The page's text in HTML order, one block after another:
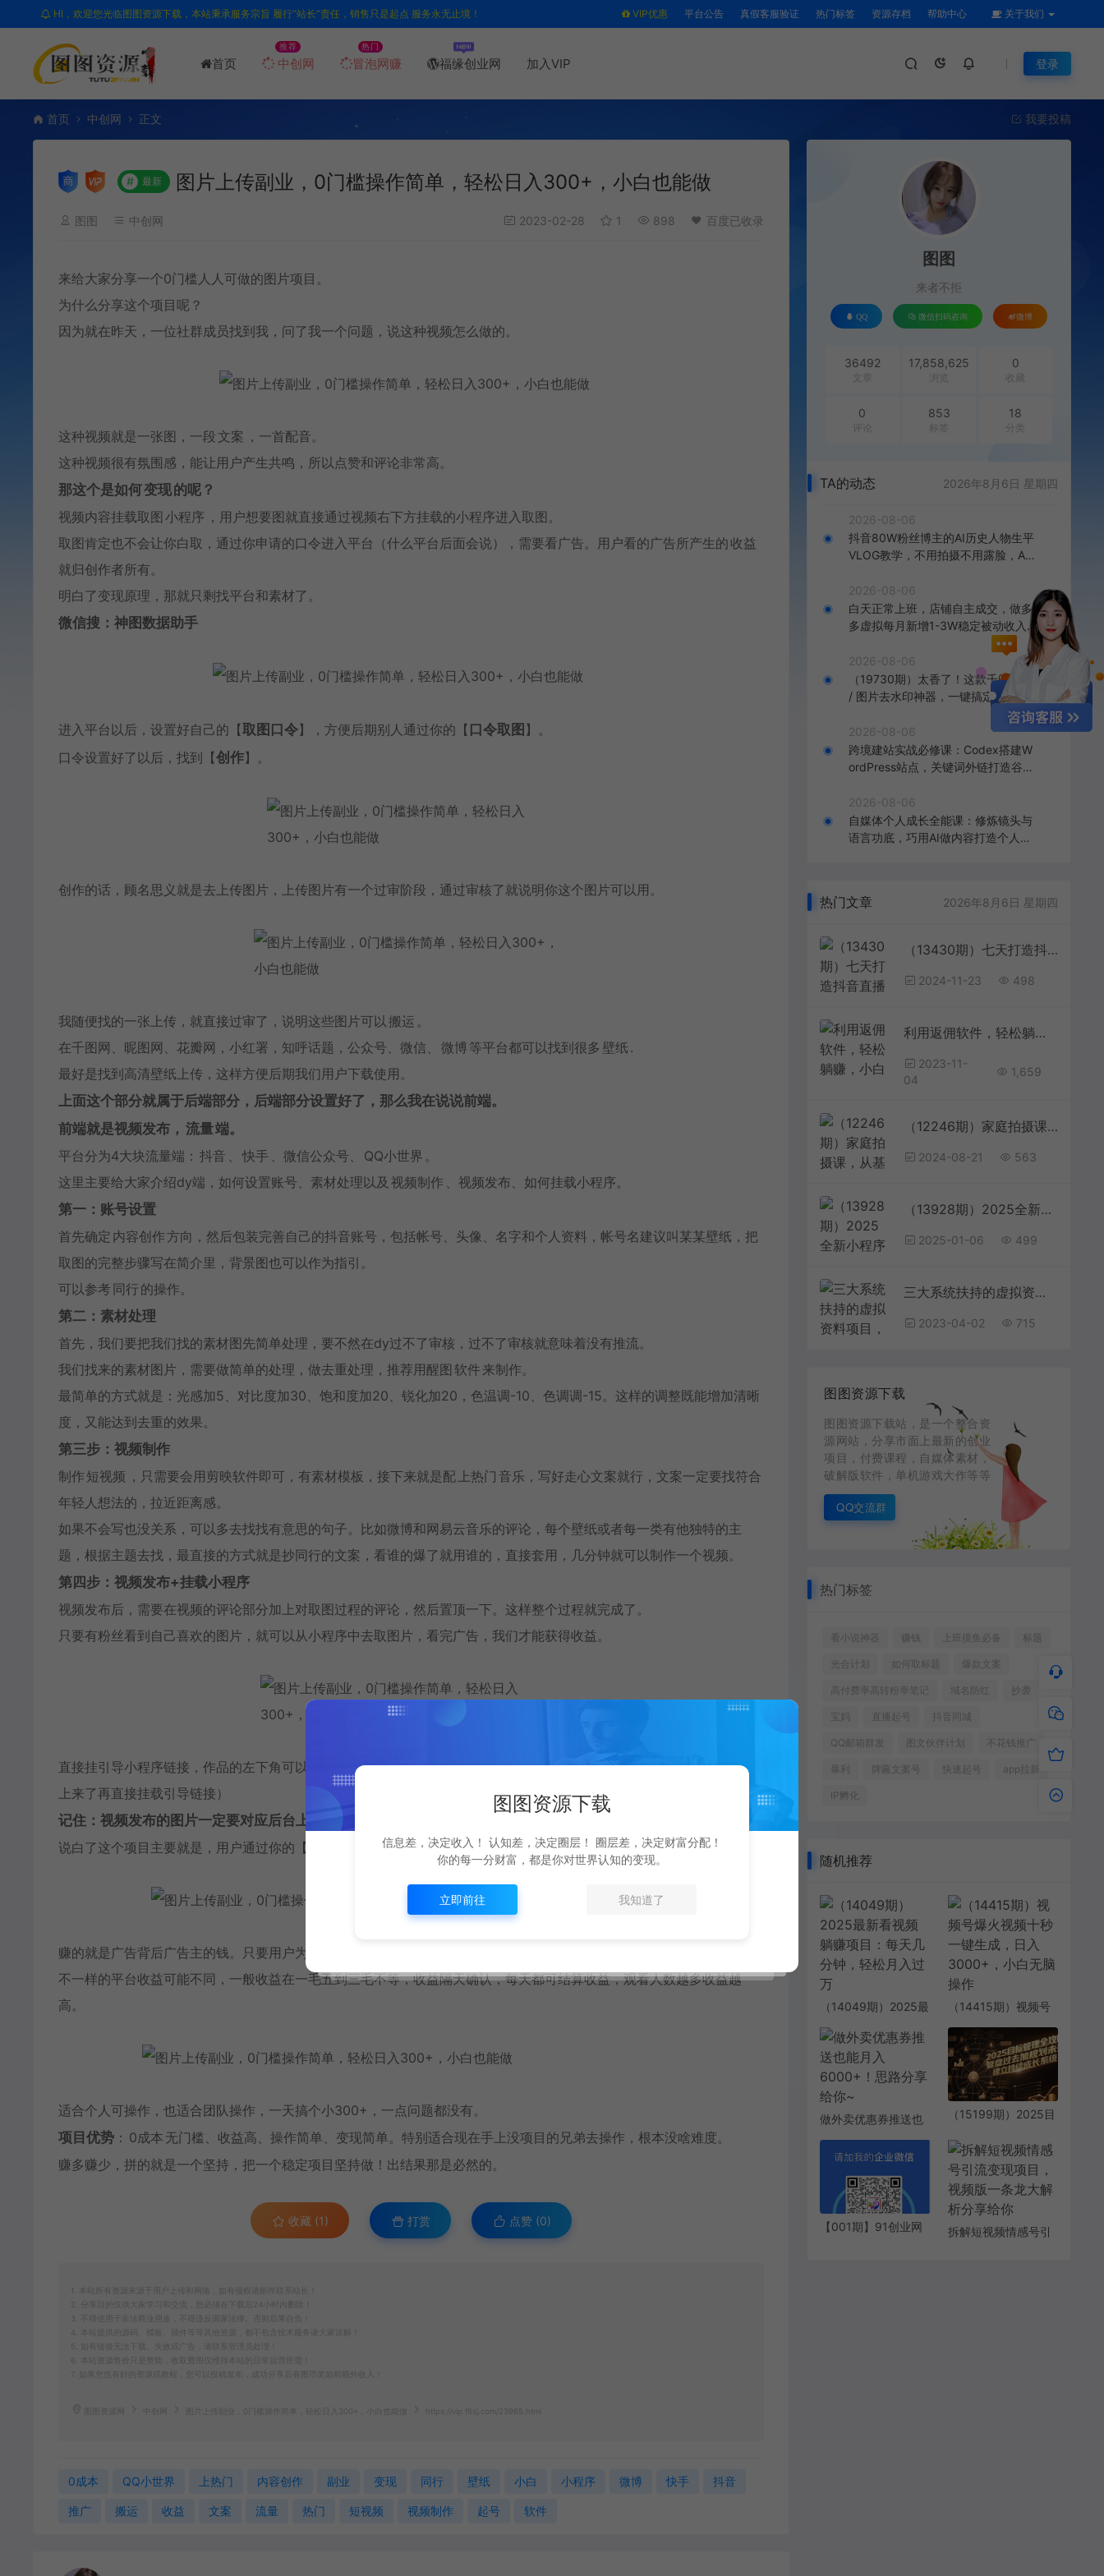
HI，欢迎您光临图图资源下载，本站秉承服务宗旨 履行“站长”责任，销售只是起点 服务永无止境！ VIP优惠 平台公告 真假客服验证 热门标签 资源存档 帮助中心 关于我们
首页 中创网
推荐
冒泡网赚
热门
福缘创业网 加入VIP 登录
首页 中创网 正文 我要投稿
# 最新 图片上传副业，0门槛操作简单，轻松日入300+，小白也能做
图图 中创网 2023-02-28 1 898 百度已收录
来给大家分享一个0门槛人人可做的图片项目。
为什么分享这个项目呢？
因为就在昨天，一位社群成员找到我，问了我一个问题，说这种视频怎么做的。
这种视频就是一张图，一段文案 ，一首配音。
这种视频很有氛围感，能让用户产生共鸣，所以点赞和评论非常高。
那这个是如何变现的呢？
视频内容挂载取图 小程序 ，用户想要图就直接通过视频右下方挂载的小程序进入取图。
取图肯定也不会让你白取，通过你申请的口令进入平台（什么平台后面会说），需要看广告。用户看的广告所产生的 收益
就归创作者所有。
明白了变现原理，那就只剩找平台和素材了。
微信搜：神图数据助手
进入平台以后，设置好自己的【取图口令】，方便后期别人通过你的【 口令取图 】。
口令设置好了以后，找到【创作】。
创作的话，顾名思义就是去上传图片，上传图片有一个过审阶段，通过审核了就说明你这个图片可以用。
我随便找的一张上传，就直接过审了，说明这些图片可以搬运 。
在千图网、昵图网、花瓣网，小红署，知呼话题，公众号、微信、 微博 等平台都可以找到很多 壁纸 .
最好是找到高清壁纸上传，这样方便后期我们用户下载使用。
上面这个部分就属于后端部分，后端部分设置好了，那么我在说说前端。
前端就是视频发布， 流量端。
平台分为4大块流量端： 抖音 、 快手 、微信公众号、 QQ小世界 。
这里主要给大家介绍dy端，如何设置账号、素材处理以及 视频制作 、视频发布、如何挂载小程序。
第一：账号设置
首先确定 内容创作方向，然后包装完善自己的抖音账号，包括帐号、头像、名字和个人资料，帐号名建议叫某某壁纸，把
取图的完整步骤写在简介里，背景图也可以作为指引。
可以参考 同行 的操作。
第二：素材处理
首先，我们要把我们找的素材图先简单处理，要不然在dy过不了审核，过不了审核就意味着没有推流。
我们找来的素材图片，需要做简单的处理，做去重处理，推荐用醒图 软件来制作。
最简单的方式就是：光感加5、对比度加30、饱和度加20、锐化加20，色温调-10、色调调-15。这样的调整既能增加清晰
度，又能达到去重的效果。
第三步：视频制作
制作 短视频 ，只需要会用剪映软件即可，有素材模板，接下来就是配 上热门 音乐，写好走心文案就行，文案一定要找符合
年轻人想法的，拉近距离感。
如果不会写也没关系，可以多去找找有意思的句子。比如微博和网易云音乐的评论，每个壁纸或者每一类有他独特的主
题，根据主题去找，最直接的方式就是抄同行的文案，看谁的爆了就用谁的，直接套用，几分钟就可以制作一个视频。
第四步：视频发布+挂载小程序
视频发布后，需要在视频的评论部分加上对取图过程的评论，然后置顶一下。这样整个过程就完成了。
只要有粉丝看到自己喜欢的图片，就可以从小程序中去取图片，看完广告，我们才能获得收益。
直接挂引导小程序链接，作品的左下角可以直接点击进入你挂载的页面进行下载。（新起号建议评论区引导，等流量权重
上来了再直接挂载引导链接）
记住：视频发布的图片一定要对应后台上传的那张图片！
说白了这个项目主要就是，用户通过你的【
口令】，取图看广告，我们赚广告分成。
赚的就是广告背后广告主的钱。只要用户为了下载而观看广告的话，我们就有收益。
不一样的平台收益可能不同，一般收益在一毛五到三毛不等，收益隔天确认，每天都可结算收益，观看人数越多收益越
高。
适合个人可操作，也适合团队操作，一天搞个小300+，一点问题都没有。
项目优势 ： 0成本 无门槛、收益高、操作简单、变现简单。特别适合现在手上没项目的兄弟去操作，根本没啥难度。
赚多赚少，拼的就是一个坚持，把一个稳定项目坚持做！出结果那是必然的。
收藏 (1) 打赏 点赞 (0)
1. 本站所有资源来源于用户上传和网络，如有侵权请邮件联系站长！
2. 分享目的仅供大家学习和交流，您必须在下载后24小时内删除！
3. 不得使用于非法商业用途，不得违反国家法律。否则后果自负！
4. 本站提供的源码、模板、插件等等其他资源，都不包含技术服务请大家谅解！
5. 如有链接无法下载、失效或广告，请联系管理员处理！
6. 本站资源售价只是赞助，收取费用仅维持本站的日常运营所需！
7. 如果您也有好的资源或教程，您可以投稿发布，成功分享后有图币奖励和额外收入！
图图资源网 中创网 图片上传副业，0门槛操作简单，轻松日入300+，小白也能做 https://vip.f6sj.com/23965.html
0成本 QQ小世界 上热门 内容创作 副业 变现 同行 壁纸 小白 小程序 微博 快手 抖音
推广 搬运 收益 文案 流量 热门 短视频 视频制作 起号 软件
图图
来者不拒
QQ 微信扫码咨询 微博
36492
文章
17,858,625
浏览
0
收藏
0
评论
853
标签
18
分类
TA的动态 2026年8月6日 星期四
2026-08-06
抖音80W粉丝博主的AI历史人物生平
VLOG教学，不用拍摄不用露脸，AI
收益
2026-08-06
白天正常上班，店铺自主成交，做多
多虚拟每月新增1-3W稳定被动收入
2026-08-06
（19730期）太香了！这款千问视频
/ 图片去水印神器，一键搞定烦人水
印，本地完全免费，浏览器拓展插件
2026-08-06
跨境建站实战必修课：Codex搭建W
ordPress站点，关键词外链打造谷歌
2026-08-06
自媒体个人成长全能课：修炼镜头与
语言功底，巧用AI做内容打造个人自
热门文章 2026年8月6日 星期四
（13430期）七天打造抖音直播达人：零基础实操课，从账号选择到带货直播全面解析
2024-11-23 498
利用返佣软件，轻松躺赚，小白也能操作，每月被动收入2000+
2023-11-
04
1,659
（12246期）家庭拍摄课，从基础到进阶，视频教学+实战训练，让你拍出不一样的家庭照片
2024-08-21 563
（13928期）2025全新小程序挂机，单机收益500+，新手小白可学，项目简单，无繁琐操…
2025-01-06 499
三大系统扶持的虚拟资料项目，单日突破800+收益提升4倍转化
2023-04-02 715
图图资源下载
图图资源下载站，是一个整合资
源网站，分享市面上最新的创业
项目，付费课程，自媒体素材，
破解版软件，单机游戏大作等等
QQ交流群
热门标签
看小说神器 赚钱 上班摸鱼必备 标题
光合计划 如何取标题 爆款文案
高付费率高转粉率笔记 域名防红 抄袭
宝妈 直播起号 抖音同城
QQ邮箱群发 图文伙伴计划 不花钱推广
暴利 牌匾文案号 快速起号 app拉新
IP孵化
随机推荐
（14049期）2025最
每天几分钟，轻松月
入过万
（14415期）视频号
成，日入3000+，小
白无脑操作
做外卖优惠券推送也
分享给你~
（15199期）2025目
过去加规划未来，建
立持续成长系统
【001期】91创业网
拆解短视频情感号引
图图资源下载
信息差，决定收入！ 认知差，决定圈层！ 圈层差，决定财富分配！
你的每一分财富，都是你对世界认知的变现。
立即前往 我知道了